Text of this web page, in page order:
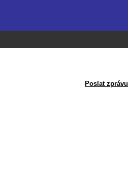
Poslat zprávu